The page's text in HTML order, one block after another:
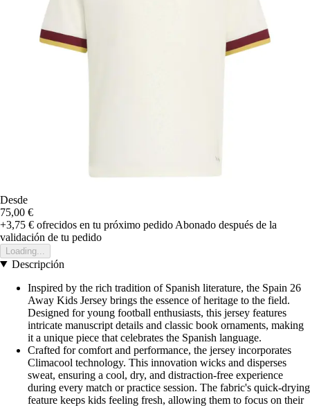
Desde
75,00 €
+3,75 € ofrecidos en tu próximo pedido Abonado después de la
validación de tu pedido
Loading...
Descripción
Inspired by the rich tradition of Spanish literature, the Spain 26
Away Kids Jersey brings the essence of heritage to the field.
Designed for young football enthusiasts, this jersey features
intricate manuscript details and classic book ornaments, making
it a unique piece that celebrates the Spanish language.
Crafted for comfort and performance, the jersey incorporates
Climacool technology. This innovation wicks and disperses
sweat, ensuring a cool, dry, and distraction-free experience
during every match or practice session. The fabric's quick-drying
feature keeps kids feeling fresh, allowing them to focus on their